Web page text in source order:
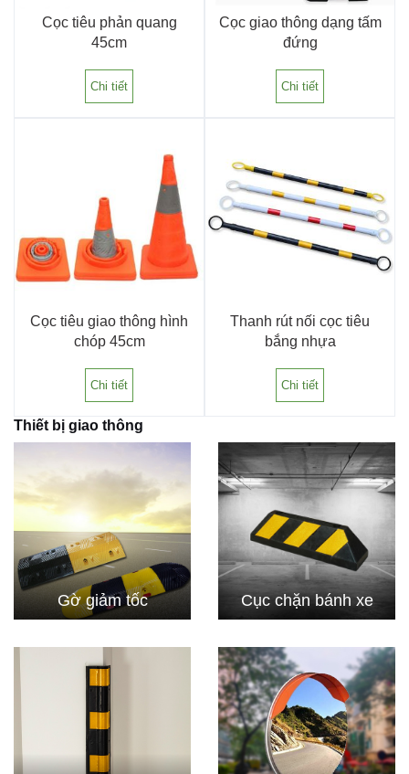
Cọc tiêu phản quang
45cm
Chi tiết
Cọc giao thông dạng tấm
đứng
Chi tiết
Cọc tiêu giao thông hình
chóp 45cm
Chi tiết
Thanh rút nối cọc tiêu
bắng nhựa
Chi tiết
Thiết bị giao thông
Gờ giảm tốc Cục chặn bánh xe